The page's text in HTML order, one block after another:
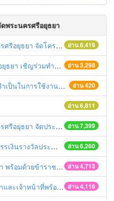
พระนครศรีอยุธยา
อ่าน 6,419
bidding)" ในวันที่ 4 เมษายน 2559 ณ อาคารราชภัฎ 100ปี ชั้น 2 มหาวิทยาลัยราชภัฎพระนครศรีอยุธยา
อ่าน 3,298
นัด หลังอาคาร 7 ชั้น ศูนย์ราชการจังหวัดพระนครศรีอยุธยา
อ่าน 420
กงานคลังจังหวัดพระนครศรีอยุธยา
อ่าน 6,811
อ่าน 7,399
กิจกรรมทางเศรษฐกิจ GPP ครั้งที่ ๑/๒๕๕๖
อ่าน 6,260
ำปีงบประมาณ พ.ศ. 2554
อ่าน 4,713
ะบรมราชินีนาถ เนื่องในโอกาสพระราชพิธีมหามงคลเฉลิมพระชนมพรรษา ๘๑ พรรษา
อ่าน 4,116
จกรรมงาน“นวัตศิลป์ไทย เทิดไท้ องค์ราชินี”